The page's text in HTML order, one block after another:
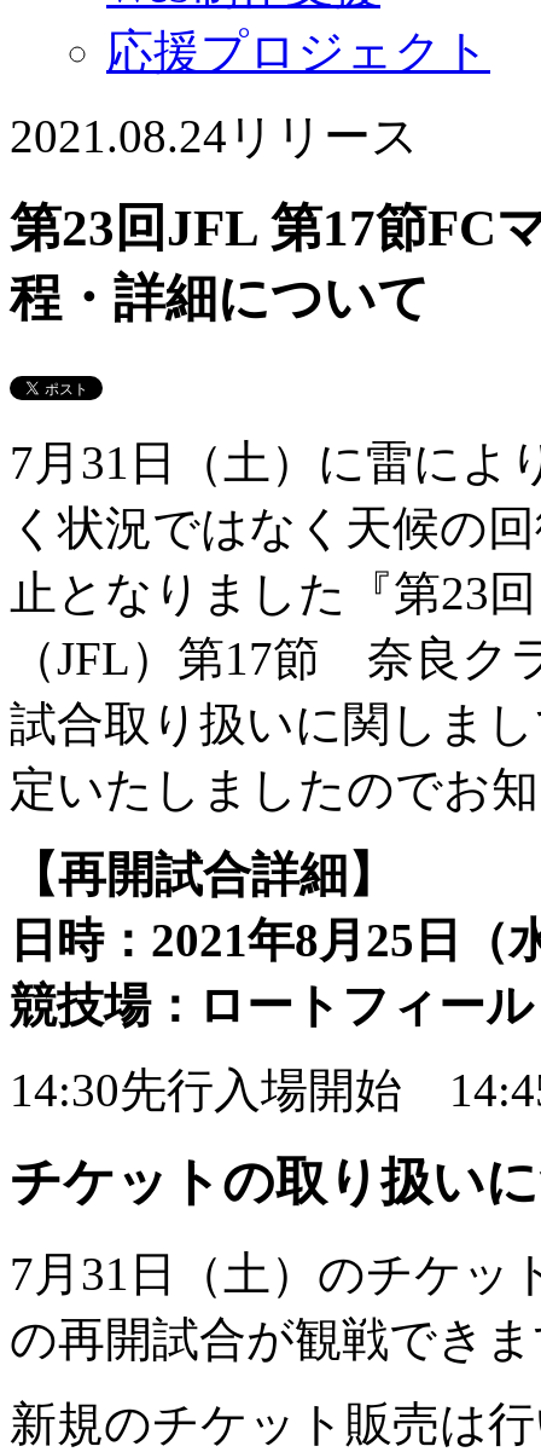
応援プロジェクト
2021.08.24 リリース
第23回JFL 第17節FC
程・詳細について
7月31日（土）に雷によ
く状況ではなく天候の
止となりました『第23
（JFL）第17節 奈良ク
試合取り扱いに関しま
定いたしましたのでお
【再開試合詳細】
日時：2021年8月25日（
競技場：ロートフィー
14:30先行入場開始
チケットの取り扱い
7月31日（土）のチケッ
の再開試合が観戦でき
新規のチケット販売は